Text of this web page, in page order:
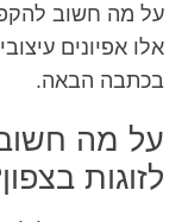
על מה חשוב
אלו אפיונים
בכתבה הבאה.
על מה חשוב
לזוגות